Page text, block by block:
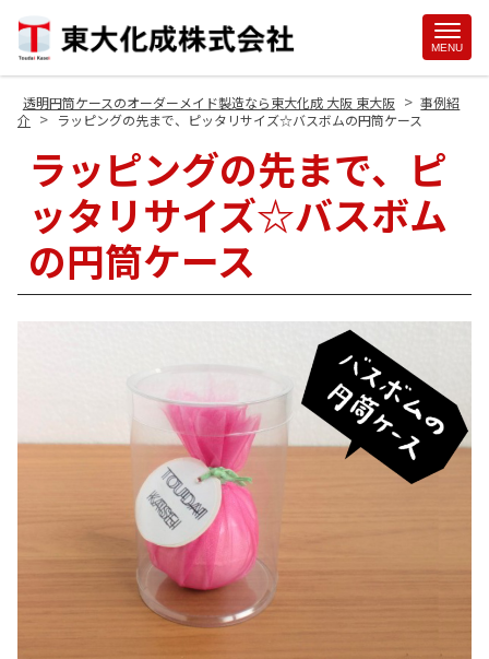
MENU
透明円筒ケースのオーダーメイド製造なら東大化成 大阪 東大阪 > 事例紹
介 > ラッピングの先まで、ピッタリサイズ☆バスボムの円筒ケース
ラッピングの先まで、ピ
ッタリサイズ☆バスボム
の円筒ケース
Site
Footer